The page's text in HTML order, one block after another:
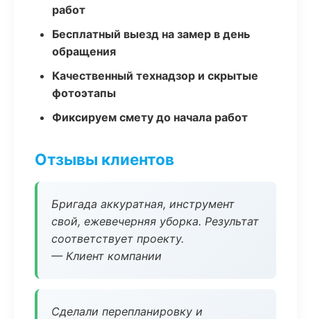
работ
Бесплатный выезд на замер в день
обращения
Качественный технадзор и скрытые
фотоэтапы
Фиксируем смету до начала работ
Отзывы клиентов
Бригада аккуратная, инструмент
свой, ежевечерняя уборка. Результат
соответствует проекту.
— Клиент компании
Сделали перепланировку и